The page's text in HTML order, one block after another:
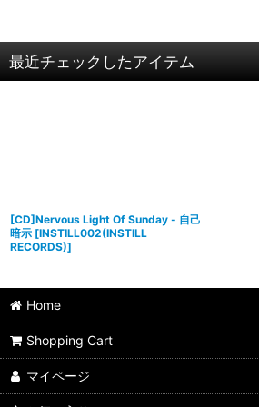
最近チェックしたアイテム
[CD]Nervous Light Of Sunday - 自己
暗示 [INSTILL002(INSTILL
RECORDS)]
Home
Shopping Cart
マイページ